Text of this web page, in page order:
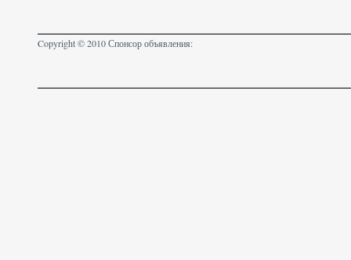
Copyright © 2010 Спонсор объявления: